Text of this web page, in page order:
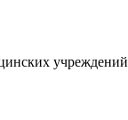
учреждений